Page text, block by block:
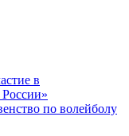
в
по волейболу